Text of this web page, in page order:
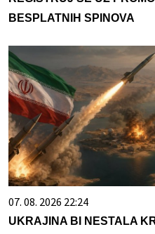
BESPLATNIH SPINOVA
07. 08. 2026 22:24
UKRAJINA BI NESTALA